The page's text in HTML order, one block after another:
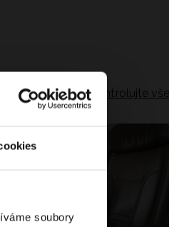
soubory
Zkontrolujte